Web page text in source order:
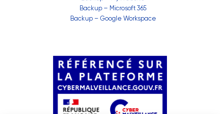
Backup – Microsoft 365
Backup – Google Workspace